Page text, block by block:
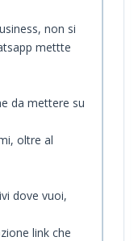
non si
mettte
da mettere su
oltre al
dove vuoi,
link che